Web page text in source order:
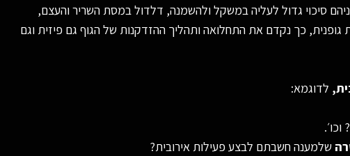
סיכוי גדול לעליה במשקל ולהשמנה, דלדול במסת השריר והעצם,
כך נקדם את התחלואה ותהליך ההזדקנות של הגוף גם פיזית וגם
לדוגמא:
שלמענה חשבתם לבצע פעילות אירובית?